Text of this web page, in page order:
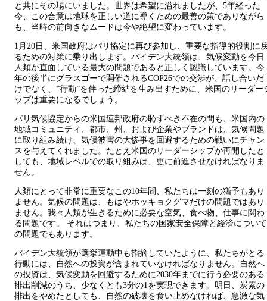
と共にその場にいました。世界は希望に溢れましたが、5年経った
今、この合意は地球を正しい道に導くための最善の策でありながら
も、当時の前向きなムードは今や絶望に変わっています。
1月20日、米国政府はパリ協定に再び参加し、重要な指導的役割に
るための対策に乗り出します。バイデン大統領は、気候変動を今日
人類が直面している最大の問題であると正しく認識しています。今
年の後半にグラスゴーで開催されるCOP26での交渉が、話し合いだ
けでなく、”行動”を伴った締結を生み出すために、米国のリーダー
ップは重要になるでしょう。
パリ気候協定からの米国連邦政府の恥ずべき不在の間も、米国内の
地域コミュニティ、都市、州、および企業やブランドは、気候問題
に取り組み続け、気候被害の大惨事を回避するための戦いにチャン
スを与えてくれました。たとえ米国のリーダーシップが再開したと
しても、地域レベルでの取り組みは、更に前進させなければなりま
せん。
人類にとって非常に重要なこの10年間、私たちは一刻の猶予もあり
ません。気候の問題は、もはやホッキョクグマだけの問題ではあり
ません。我々人類が生きるために必要な空気、食べ物、仕事に関わ
る問題です。 それはつまり、私たちの国家安全保障と経済について
の問題でもあります。
バイデン大統領が選挙運動中も指摘していたように、私たちがとる
行動には、自然への投資が含まれていなければなりません。自然へ
の投資は、気候変動を回避するために2030年までに行う必要のある
排出削減のうち、少なくとも3分の1を実現できます。明日、炭素の
排出をやめたとしても、自然の破壊を食い止めなければ、急激な気